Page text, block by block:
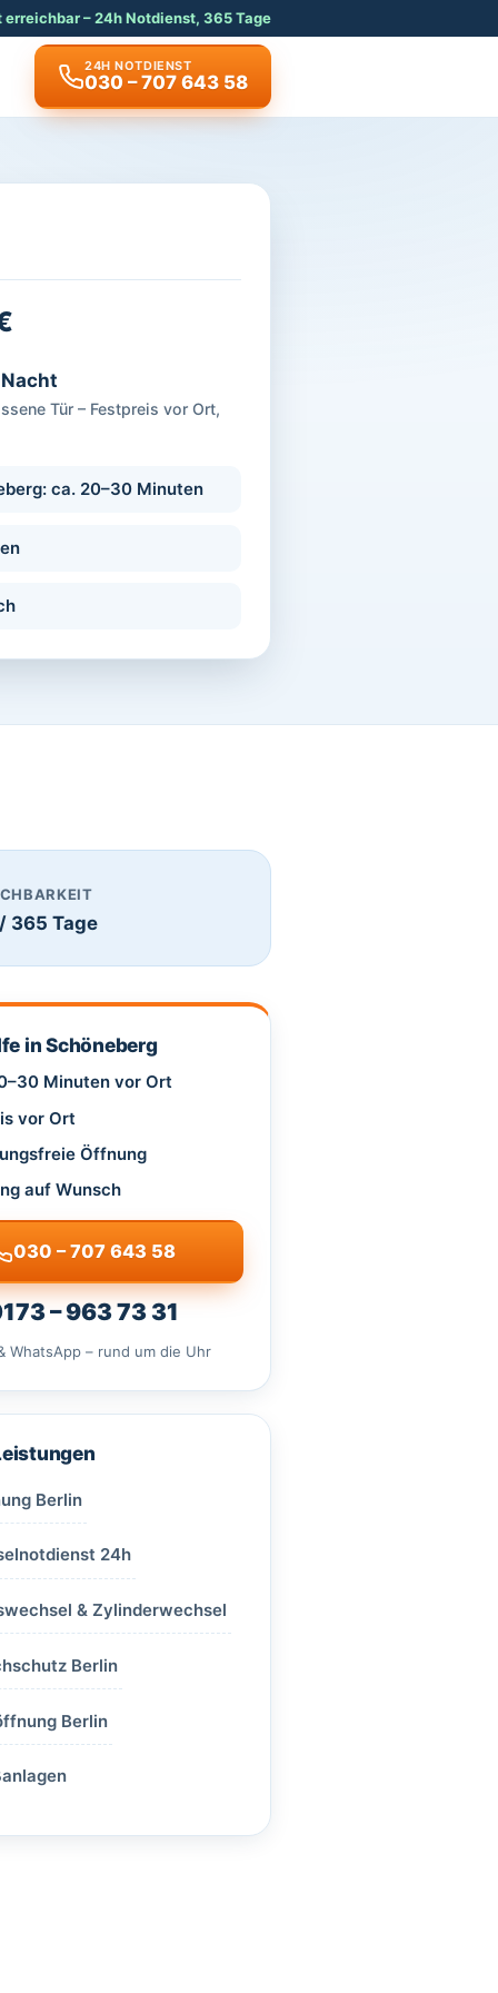
erreichbar – 24h Notdienst, 365 Tage
24H NOTDIENST
030 – 707 643 58
Nacht
Tür – Festpreis vor Ort,
ca. 20–30 Minuten
365 Tage
in Schöneberg
Minuten vor Ort
vor Ort
Öffnung
auf Wunsch
030 – 707 643 58
– 963 73 31
WhatsApp – rund um die Uhr
Berlin
24h
& Zylinderwechsel
Berlin
Berlin